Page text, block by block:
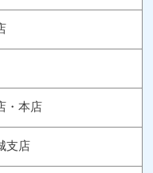
・本店
支店